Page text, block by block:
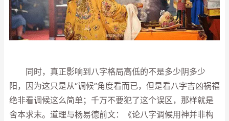
同时，真正影响到八字格局高低的不是多少阴多少
阳，因为这只是从“调候”角度看而已，但是看八字吉凶祸福
绝非看调候这么简单；千万不要犯了这个误区，那样就是
舍本求末。道理与杨易德前文：《论八字调候用神并非构